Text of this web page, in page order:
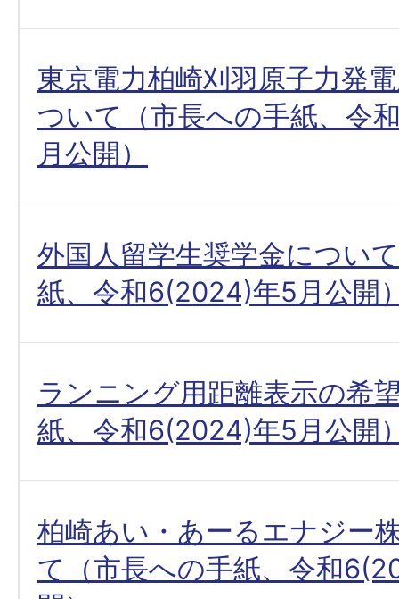
東京電力柏崎刈羽原子力発
ついて（市長への手紙、令
月公開）
外国人留学生奨学金につい
紙、令和6(2024)年5月公開
ランニング用距離表示の希
紙、令和6(2024)年5月公開
柏崎あい・あーるエナジー
て（市長への手紙、令和